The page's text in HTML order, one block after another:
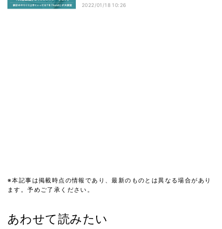
2022/01/18 10:26
※本記事は掲載時点の情報であり、最新のものとは異なる場合があり
ます。予めご了承ください。
あわせて読みたい